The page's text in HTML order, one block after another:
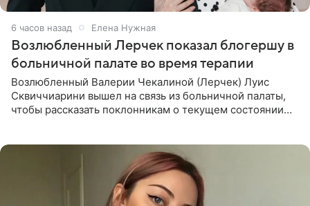
6 часов назад Елена Нужная
Возлюбленный Лерчек показал блогершу в
больничной палате во время терапии
Возлюбленный Валерии Чекалиной (Лерчек) Луис
Сквиччиарини вышел на связь из больничной палаты,
чтобы рассказать поклонникам о текущем состоянии